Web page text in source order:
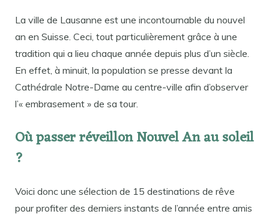
La ville de Lausanne est une incontournable du nouvel
an en Suisse. Ceci, tout particulièrement grâce à une
tradition qui a lieu chaque année depuis plus d’un siècle.
En effet, à minuit, la population se presse devant la
Cathédrale Notre-Dame au centre-ville afin d’observer
l’« embrasement » de sa tour.
Où passer réveillon Nouvel An au soleil
?
Voici donc une sélection de 15 destinations de rêve
pour profiter des derniers instants de l’année entre amis